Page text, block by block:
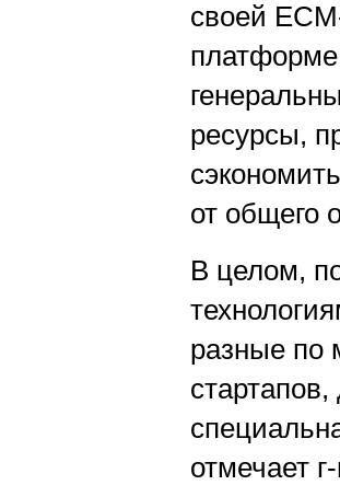
своей
платформе
ресурсы,
от общего
В целом,
разные по
отмечает